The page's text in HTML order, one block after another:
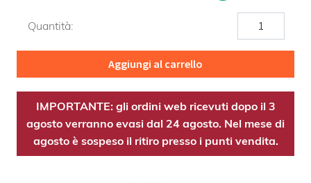
Quantità:
Cedro
dell'Atlante
OE
Aggiungi al carrello
IMPORTANTE: gli ordini web ricevuti dopo il 3
agosto verranno evasi dal 24 agosto. Nel mese di
agosto è sospeso il ritiro presso i punti vendita.